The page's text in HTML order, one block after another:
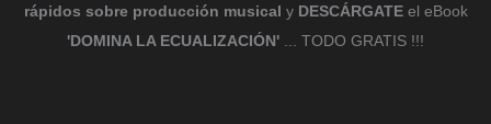
rápidos sobre producción musical y DESCÁRGATEel eBook
'DOMINA LA ECUALIZACIÓN' ... TODO GRATIS !!!